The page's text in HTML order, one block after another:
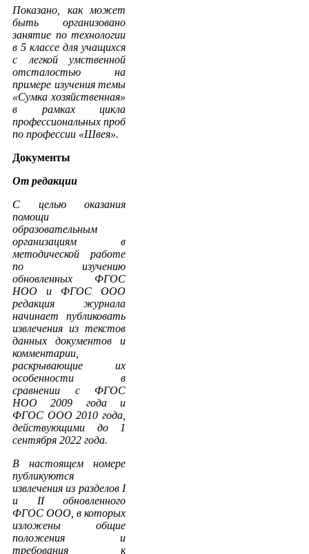
Показано, как может
быть организовано
занятие по технологии
в 5 классе для учащихся
с легкой умственной
отсталостью на
примере изучения темы
«Сумка хозяйственная»
в рамках цикла
профессиональных проб
по профессии «Швея».
Документы
От редакции
С целью оказания
помощи
образовательным
организациям в
методической работе
по изучению
обновленных ФГОС
НОО и ФГОС ООО
редакция журнала
начинает публиковать
извлечения из текстов
данных документов и
комментарии,
раскрывающие их
особенности в
сравнении с ФГОС
НОО 2009 года и
ФГОС ООО 2010 года,
действующими до 1
сентября 2022 года.
В настоящем номере
публикуются
извлечения из разделов I
и II обновленного
ФГОС ООО, в которых
изложены общие
положения и
требования к